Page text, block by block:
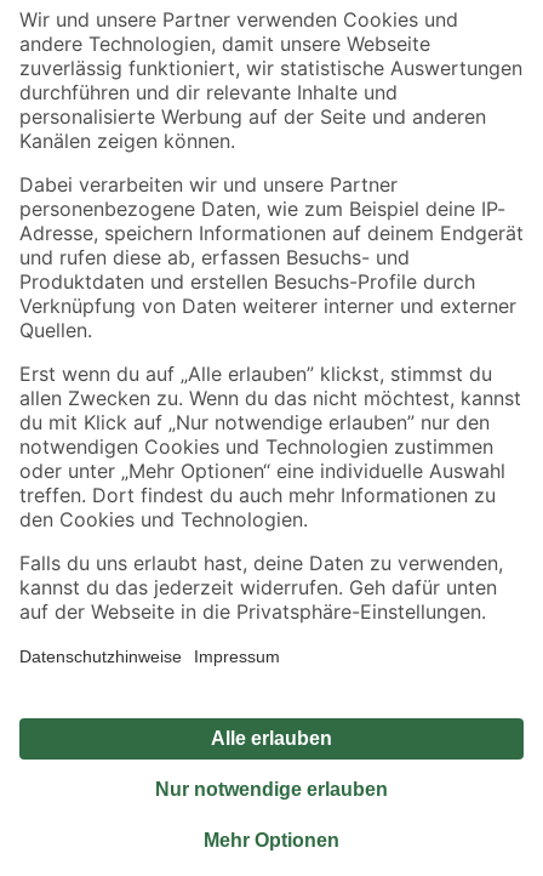
Der toom Newsletter: Keine Angebote und Aktionen mehr verpassen!
Zur Newsletter Anmeldung
Folge uns
Zahlungsarten Versandarten
Sicher einkaufen
Jetzt die toom-App herunterladen
Alle Preisangaben in EUR inkl. gesetzl. MwSt.. Die dargestellten Angebote sind unter
Umständen nicht in allen Märkten verfügbar. Die angegebenen Verfügbarkeiten beziehen
Produkte nur solange der Vorrat reicht.
*Paketversand ab 59 € versandkostenfrei, gilt nicht für Artikel mit Speditionsversand, hier
Privatsphäre Impressum
Nutzungsbedingungen
Widerrufsrecht
Vertrag widerrufen
© 2026 toom Baumarkt GmbH